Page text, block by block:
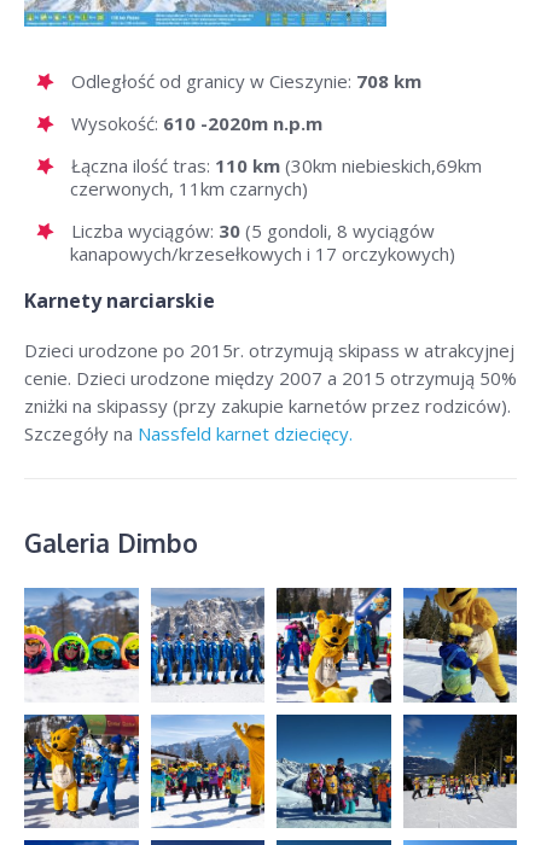
Odległość od granicy w Cieszynie: 708 km
Wysokość: 610 -2020m n.p.m
Łączna ilość tras: 110 km (30km niebieskich,69km
czerwonych, 11km czarnych)
Liczba wyciągów: 30 (5 gondoli, 8 wyciągów
kanapowych/krzesełkowych i 17 orczykowych)
Karnety narciarskie
Dzieci urodzone po 2015r. otrzymują skipass w atrakcyjnej
cenie. Dzieci urodzone między 2007 a 2015 otrzymują 50%
zniżki na skipassy (przy zakupie karnetów przez rodziców).
Szczegóły na Nassfeld karnet dziecięcy.
Galeria Dimbo